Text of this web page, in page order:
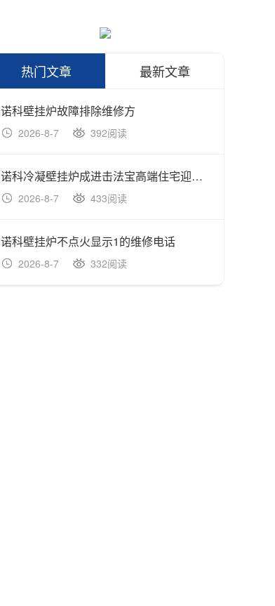
热门文章 最新文章
诺科壁挂炉故障排除维修方
2026-8-7 392阅读
诺科冷凝壁挂炉成进击法宝高端住宅迎来价值时
2026-8-7 433阅读
诺科壁挂炉不点火显示1的维修电话
2026-8-7 332阅读